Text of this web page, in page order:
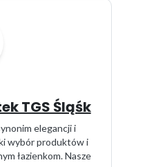
TGS Śląśk
elegancji i
wybór produktów i
łazienkom. Nasze